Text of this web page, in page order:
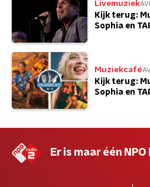
Livemuziek
Kijk terug:
Sophia en
Muziekcafé
Kijk terug:
Sophia en
Er is maar één NPO